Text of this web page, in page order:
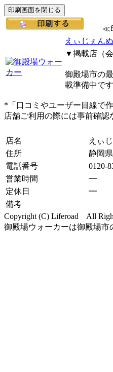
≪印
えぃじぇん
▼掲載店（
御殿場市の
載準備中です
*「口コミやユーザー目線で
店舗ご利用の際には事前確認
店名
えぃ
住所
静岡
電話番号
0120-
営業時間
━
定休日
━
備考
Copyright (C) Liferoad All
御殿場ウォーカーは御殿場